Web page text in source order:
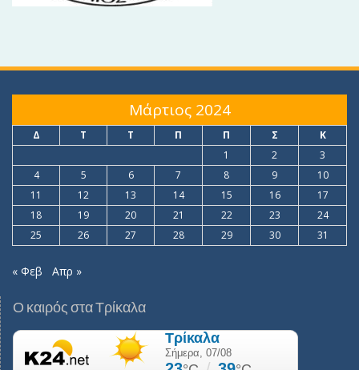
Μάρτιος 2024
Δ Τ Τ Π Π Σ
Κ
1
2
3
4
5 6 7 8 9
10
11
12 13 14 15 16
17
18
19 20 21 22 23
24
25
26 27 28 29 30 31
« Φεβ Απρ »
Ο καιρός στα Τρίκαλα